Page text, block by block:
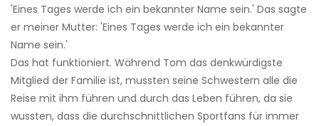
'Eines Tages werde ich ein bekannter Name sein.' Das sagte
er meiner Mutter: 'Eines Tages werde ich ein bekannter
Name sein.'
Das hat funktioniert. Während Tom das denkwürdigste
Mitglied der Familie ist, mussten seine Schwestern alle die
Reise mit ihm führen und durch das Leben führen, da sie
wussten, dass die durchschnittlichen Sportfans für immer